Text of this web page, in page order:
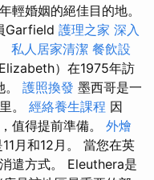
輕婚姻的絕佳目的地。
Garfield 護理之家 深入
私人居家清潔 餐飲設
）在1975年訪
護照換發 墨西哥是一
。 經絡養生課程 因
值得提前準備。 外燴
月和12月。 當您在英
遣方式。 Eleuthera是